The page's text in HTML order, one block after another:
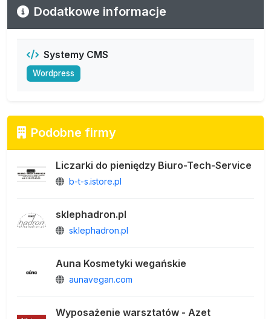
Dodatkowe informacje
Systemy CMS
Wordpress
Podobne firmy
Liczarki do pieniędzy Biuro-Tech-Service
b-t-s.istore.pl
sklephadron.pl
sklephadron.pl
Auna Kosmetyki wegańskie
aunavegan.com
Wyposażenie warsztatów - Azet